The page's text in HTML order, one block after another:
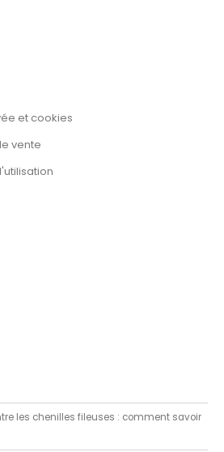
et cookies
vente
les chenilles fileuses : comment savoir